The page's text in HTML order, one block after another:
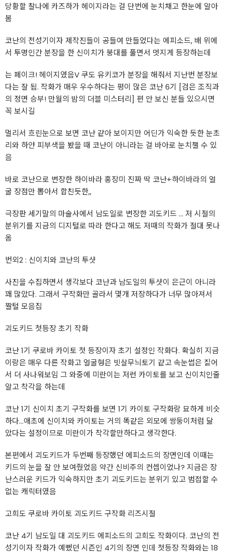
당황할 찰나에 카즈하가 헤이지라는 걸 단번에 눈치채고 한눈에 알아
봄
코난의 전성기이자 제작진들이 공들여 만들었다는 에피소드, 배 위에
서 투명인간 분장을 한 신이치가 붕대를 풀면서 멋지게 등장하는데
는 페이크! 헤이지였음V 쿠도 유키코가 분장을 해줘서 지난번 분장보
다는 잘 됨. 작화가 매우 우수하다는 평이 많은 코난 6기 [검은 조직과
의 정면 승부! 만월의 밤의 더블 미스터리] 편 안 보신 분들 있으시면
꼭 보시길
멀리서 흐린눈으로 보면 코난 같아 보이지만 어딘가 익숙한 듯한 눈초
리와 하얀 피부색을 봤을 때 코난이 아니라는 걸 바아로 눈치챌 수 있
음
바로 코난으로 변장한 하이바라 홍장미 진짜 딱 코난+하이바라의 얼
굴 장점만 뽑아서 합친듯한,,
극장판 세기말의 마술사에서 남도일로 변장한 괴도키드 ... 저 시절의
분위기를 지금의 디지털로 따라 한다고 해도 저때의 작화가 절대 못나
옴
번외2 : 신이치와 코난의 투샷
사진을 수집하면서 생각보다 코난과 남도일의 투샷이 은근이 아니라
꽤 많았다. 그래서 구작화만 골라서 몇개 저장하다가 너무 많아져서
짤털 모음집
괴도키드 첫등장 초기 작화
코난 1기 쿠로바 카이토 첫 등장이자 초기 설정인 작화다. 확실히 지금
이랑은 매우 다른 작화고 얼굴형은 빗살무늬토기 같고 속눈썹은 짙어
서 더 사나워보임 그 와중에 미란이는 저런 카이토를 보고 신이치인줄
알고 착각을 하는데
코난 1기 신이치 초기 구작화를 보면 1기 카이토 구작화랑 묘하게 비슷
하다...애초에 신이치와 카이토는 거의 똑같은 외모에 쌍둥이처럼 닮
았다는 설정이므로 미란이가 착각할만하다고 생각한다.
본편에서 괴도키드가 두번째 등장했던 에피소드의 장면인데 이때는
키드의 눈을 잘 안 보여줬었음 약간 신비주의 컨셉이었나? 지금은 장
난스러운 키드가 익숙하지만 초기 괴도키드는 분위기 있고 범접할 수
없는 캐릭터였음
고희도 쿠로바 카이토 괴도키드 구작화 리즈시절
코난 4기 남도일 대 괴도키드 에피소드의 고희도 작화이다. 코난의 전
성기이자 작화가 예뻤던 시즌인 4기의 장면 인데 첫등장 작화와는 18